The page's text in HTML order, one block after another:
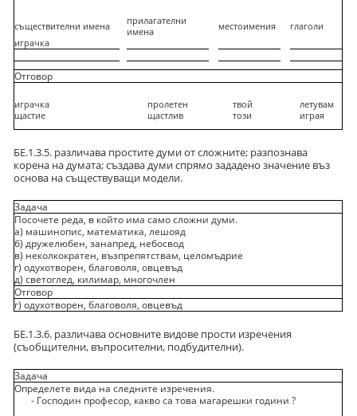
съществителни имена
прилагателни
имена
местоимения
глаголи
играчка
Отговор
играчка пролетен твой
летувам
щастие
щастлив този играя
БЕ.1.3.5. различава простите думи от сложните; разпознава
корена на думата; създава думи спрямо зададено значение въз
основа на съществуващи модели.
Задача
Посочете реда, в който има само сложни думи.
а) машинопис, математика, лешояд
б) дружелюбен, занапред, небосвод
в) неколкократен, възпрепятствам, целомъдрие
г) одухотворен, благоволя, овцевъд
д) светоглед, килимар, многочлен
Отговор
г) одухотворен, благоволя, овцевъд
БЕ.1.3.6. различава основните видове прости изречения
(съобщителни, въпросителни, подбудителни).
Задача
Определете вида на следните изречения.
- Господин професор, какво са това магарешки години ?